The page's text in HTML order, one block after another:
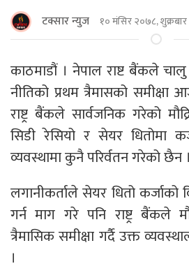
टक्सार न्युज १० मंसिर २०७८, शुक्रबार
काठमाडौं । नेपाल राष्ट बैंकले चालु
नीतिको प्रथम त्रैमासको
राष्ट्र बैंकले सार्वजनिक गरेको
सिडी रेसियो र सेयर धितोमा
व्यवस्थामा कुनै परिर्वतन गरेको छैन ।
लगानीकर्ताले सेयर धितो कर्जाको
गर्न माग गरे पनि राष्ट्र बैंकले
त्रैमासिक समीक्षा गर्दै उक्त
।